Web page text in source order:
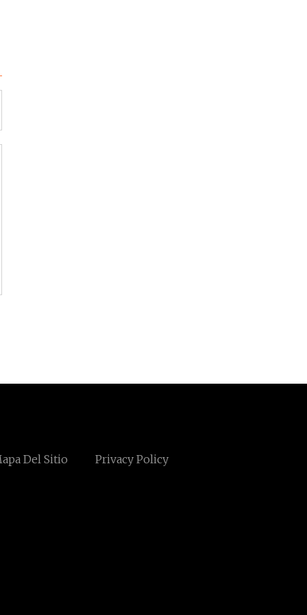
Del Sitio Privacy Policy